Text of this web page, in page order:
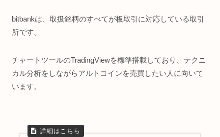
bitbankは、取扱銘柄のすべてが板取引に対応している取引
所です。
チャートツールのTradingViewを標準搭載しており、テクニ
カル分析をしながらアルトコインを売買したい人に向いて
います。